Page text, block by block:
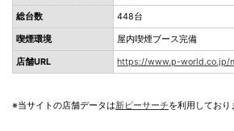
総台数 448台
喫煙環境 屋内喫煙ブース完備
店舗URL https://www.p-world.co.jp/
※当サイトの店舗データは新ピーサーチを利用しており